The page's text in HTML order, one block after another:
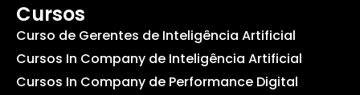
Cursos
Curso de Gerentes de Inteligência Artificial
Cursos In Company de Inteligência Artificial
Cursos In Company de Performance Digital